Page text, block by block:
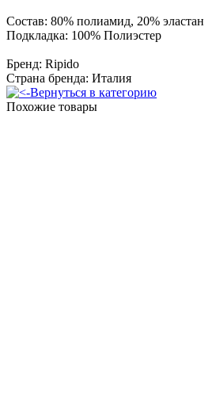
Состав: 80% полиамид, 20% эластан
Подкладка: 100% Полиэстер
Бренд: Ripido
Страна бренда: Италия
Вернуться в категорию
Похожие товары